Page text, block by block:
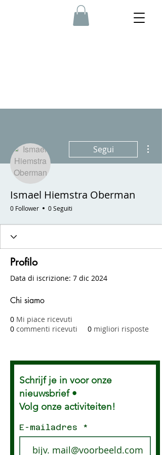
Segui
Ismael Hiemstra Oberman
0 Follower 0 Seguiti
Profilo
Data di iscrizione: 7 dic 2024
Chi siamo
0 Mi piace ricevuti
0 commenti ricevuti 0 migliori risposte
Schrijf je in voor onze
nieuwsbrief •
Volg onze activiteiten!
E-mailadres